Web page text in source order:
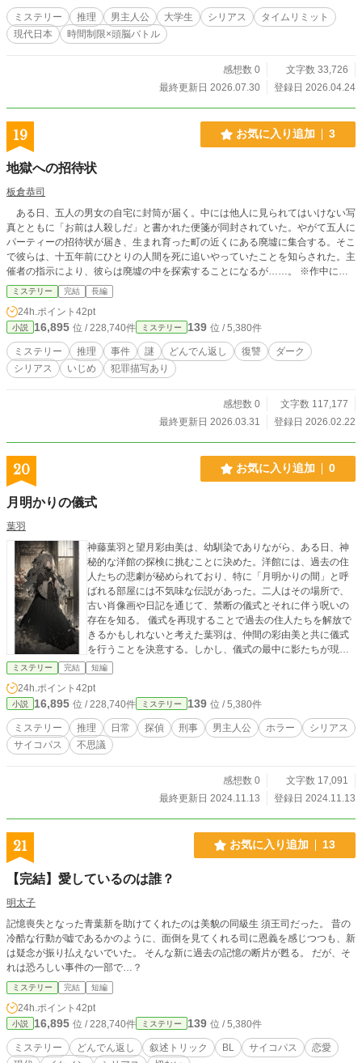
ミステリー 推理 男主人公 大学生 シリアス
タイムリミット
現代日本
時間制限×頭脳バトル
感想数 0
文字数 33,726
最終更新日 2026.07.30
登録日 2026.04.24
19 お気に入り追加 3
地獄への招待状
板倉恭司
ある日、五人の男女の自宅に封筒が届く。中には他人に見られてはいけない写
真とともに「お前は人殺しだ」と書かれた便箋が同封されていた。やがて五人に
パーティーの招待状が届き、生まれ育った町の近くにある廃墟に集合する。そこ
で彼らは、十五年前にひとりの人間を死に追いやっていたことを知らされた。主
催者の指示により、彼らは廃墟の中を探索することになるが……。 ※作中に登
場する地名は架空のものです。また、最低最悪の人間しか出てきません。また、
この作品は以前に書いたもののリメイクです。
ミステリー 完結 長編
24h.ポイント 42pt
小説 16,895 位 / 228,740件 ミステリー 139 位 / 5,380件
ミステリー 推理 事件 謎 どんでん返し 復讐
ダーク
シリアス
いじめ 犯罪描写あり
感想数 0
文字数 117,177
最終更新日 2026.03.31
登録日 2026.02.22
20 お気に入り追加 0
月明かりの儀式
葉羽
神藤葉羽と望月彩由美は、幼馴染でありながら、ある日、神
秘的な洋館の探検に挑むことに決めた。洋館には、過去の住
人たちの悲劇が秘められており、特に「月明かりの間」と呼
ばれる部屋には不気味な伝説があった。二人はその場所で、
古い肖像画や日記を通じて、禁断の儀式とそれに伴う呪いの
存在を知る。 儀式を再現することで過去の住人たちを解放で
きるかもしれないと考えた葉羽は、仲間の彩由美と共に儀式
を行うことを決意する。しかし、儀式の最中に影たちが現
れ、彼らは過去の記憶を映し出しながら、真実を求めて叫
ぶ。過去の住人たちの苦しみと後悔が明らかになる中、二人
はその思いを受け止め、解放を目指す。 果たして、葉羽と彩
由美は過去の悲劇を乗り越え、住人たちを解放することがで
きるのか。そして、彼ら自身の運命はどうなるのか。月明か
りの下で繰り広げられる、謎と感動の物語が展開されてい
く。
ミステリー 完結 短編
24h.ポイント 42pt
小説 16,895 位 / 228,740件 ミステリー 139 位 / 5,380件
ミステリー 推理 日常 探偵 刑事 男主人公 ホラー
シリアス
サイコパス
不思議
感想数 0
文字数 17,091
最終更新日 2024.11.13
登録日 2024.11.13
21 お気に入り追加 13
【完結】愛しているのは誰？
明太子
記憶喪失となった青葉新を助けてくれたのは美貌の同級生 須王司だった。 昔の
冷酷な行動が嘘であるかのように、面倒を見てくれる司に恩義を感じつつも、新
は疑念が振り払えないでいた。 そんな新に過去の記憶の断片が甦る。 だが、そ
れは恐ろしい事件の一部で…？
ミステリー 完結 短編
24h.ポイント 42pt
小説 16,895 位 / 228,740件 ミステリー 139 位 / 5,380件
ミステリー どんでん返し 叙述トリック BL サイコパス
恋愛